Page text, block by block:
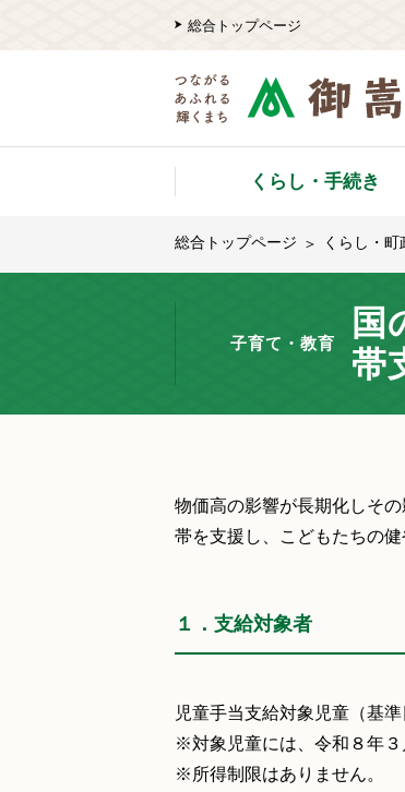
総合トップページ
くらし・手続き
総合トップページ くらし・
子育て・教育
国
帯
物価高の影響が長期化しそ
帯を支援し、こどもたちの
１．支給対象者
児童手当支給対象児童（基
※対象児童には、令和８年３
※所得制限はありません。